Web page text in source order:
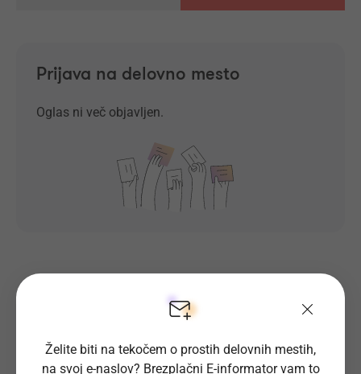
Prijava na delovno mesto
Oglas ni več objavljen.
Prosta delovna mesta direktno na
Prijavi se na E-informator.
Želite biti na tekočem o prostih delovnih mestih,
na svoj e-naslov? Brezplačni E-informator vam to